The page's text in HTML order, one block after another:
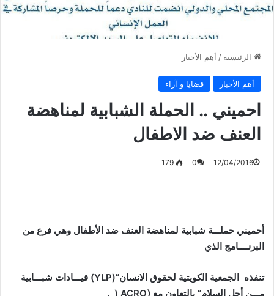
الرئيسية / أهم الأخبار
أهم الأخبار قضايا و آراء
احميني .. الحملة الشبابية لمناهضة
العنف ضد الاطفال
12/04/2016
0
179
أحميني حملـــة شبابية لمناهضة العنف ضد الأطفال وهي فرع من
البرنــــامج الذي
تنفذه الجمعية الكويتية لحقوق الانسان”(YLP) قيـــادات شبـــابية
مـــن أجل السلام” بالتعاون مع (ِACRO ( .